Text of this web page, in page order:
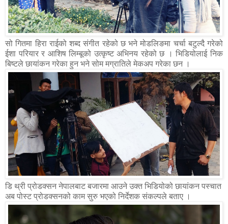
सो गितमा हिरा राईको शब्द संगीत रहेको छ भने मोडलिङमा चर्चा बटुल्दै गरेको
ईशा परियार र आशिष लिम्बूको उत्कृष्ट अभिनय रहेको छ । भिडियोलाई निक
बिष्टले छायांकन गरेका हुन भने सोम मग्रातिले मेकअप गरेका छन ।
डि थ्री प्रोडक्सन नेपालबाट बजारमा आउने उक्त भिडियोको छायांकन पस्चात
अब पोस्ट प्रोडक्सनको काम सुरु भएको निर्देशक संकल्पले बताए ।